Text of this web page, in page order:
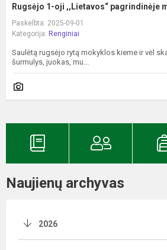
Rugsėjo 1-oji ,,Lietavos“ pagrindinėje
Paskelbta: 2025-09-01
Kategorija: Renginiai
Saulėtą rugsėjo rytą mokyklos kieme ir vėl
šurmulys, juokas, mu...
Naujienų archyvas
2026